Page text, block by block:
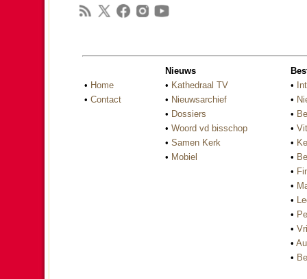
• Home
• Contact
Nieuws
• Kathedraal TV
• Nieuwsarchief
• Dossiers
• Woord vd bisschop
• Samen Kerk
• Mobiel
•
•
•
•
•
•
•
•
•
•
•
•
•